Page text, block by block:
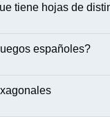
tiene hojas de
españoles?